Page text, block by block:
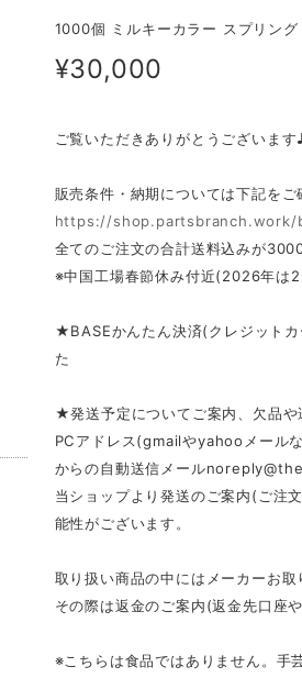
1000個 ミルキーカラー スプリン
¥30,000
ご覧いただきありがとうございま
販売条件・納期については下記を
https://shop.partsbranch.work/
全てのご注文の合計送料込みが
※中国工場春節休み付近(2026年は
★BASEかんたん決済(クレジット
た
★発送予定についてご案内、欠品
PCアドレス(gmailやyahooメール
からの自動送信メール
当ショップより発送のご案内(ご注
能性がございます。
取り扱い商品の中にはメーカーお
その際は返金のご案内(返金先口座
※こちらは食品ではありません。手